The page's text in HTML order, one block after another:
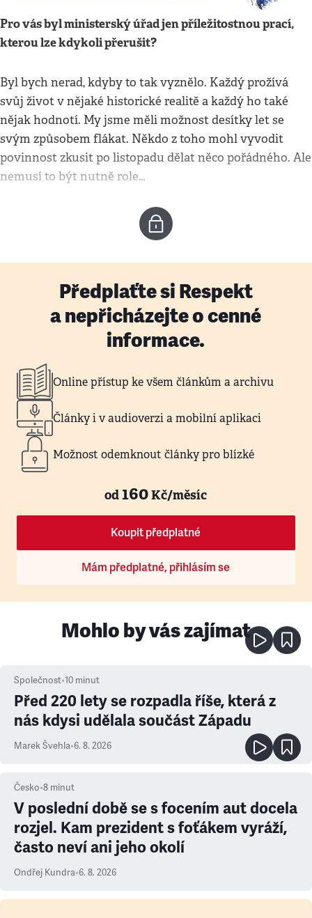
Pro vás byl ministerský úřad jen příležitostnou prací,
kterou lze kdykoli přerušit?
Byl bych nerad, kdyby to tak vyznělo. Každý prožívá
svůj život v nějaké historické realitě a každý ho také
nějak hodnotí. My jsme měli možnost desítky let se
svým způsobem flákat. Někdo z toho mohl vyvodit
povinnost zkusit po listopadu dělat něco pořádného. Ale
nemusí to být nutně role…
Předplaťte si Respekt
a nepřicházejte o cenné
informace.
Online přístup ke všem článkům a archivu
Články i v audioverzi a mobilní aplikaci
Možnost odemknout články pro blízké
od160Kč/měsíc
Koupit předplatné
Mám předplatné, přihlásím se
Mohlo by vás zajímat
Společnost•10 minut
Před 220 lety se rozpadla říše, která z
nás kdysi udělala součást Západu
Marek Švehla•6. 8. 2026
Česko•8 minut
V poslední době se s focením aut docela
rozjel. Kam prezident s foťákem vyráží,
často neví ani jeho okolí
Ondřej Kundra•6. 8. 2026